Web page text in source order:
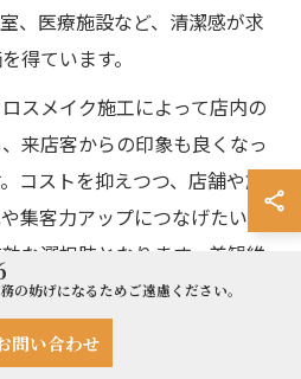
、医療施設など、清潔感が求
得ています。
スメイク施工によって店内の
来店客からの印象も良くなっ
コストを抑えつつ、店舗や施
集客力アップにつなげたい場
な選択肢となります。美観維
す方におすすめです。
の妨げになるためご遠慮ください。
問い合わせ